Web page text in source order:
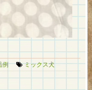
例 ミックス犬